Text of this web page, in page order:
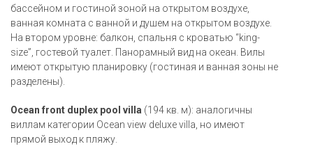
бассейном и гостиной зоной на открытом воздухе,
ванная комната с ванной и душем на открытом воздухе.
На втором уровне: балкон, спальня с кроватью “king-
size”, гостевой туалет. Панорамный вид на океан. Вилы
имеют открытую планировку (гостиная и ванная зоны не
разделены).
Ocean front duplex pool villa (194 кв. м): аналогичны
виллам категории Ocean view deluxe villa, но имеют
прямой выход к пляжу.